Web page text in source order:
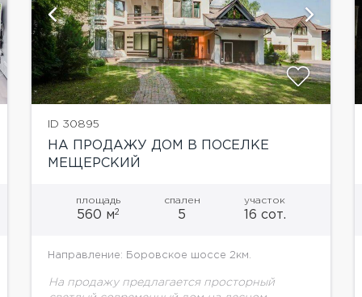
ID 30895
НА ПРОДАЖУ ДОМ В ПОСЕЛКЕ
МЕЩЕРСКИЙ
площадь
560 м2
спален
5
участок
16 сот.
Направление: Боровское шоссе 2км.
На продажу предлагается просторный
показать ещё 5 фотографий